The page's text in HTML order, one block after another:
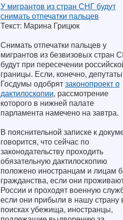
У мигрантов из стран СНГ будут
снимать отпечатки пальцев
Текст: Марина Грицюк
Снимать отпечатки пальцев у
мигрантов из безвизовых стран
будут при пересечении
границы. Если, конечно, депутаты
Госдумы одобрят законопроект о
дактилоскопии, рассмотрение
которого в нижней палате
парламента намечено на завтра.
В пояснительной записке к
говорится, что сейчас по
законодательству проходить
обязательную дактилоскопию
положено иностранцам и лицам
гражданства, если они
России и проходят военную
если они прибыли в нашу страну
поисках убежища, иностранцы,